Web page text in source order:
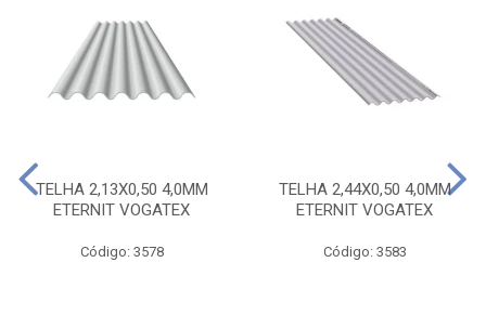
TELHA 2,13X0,50 4,0MM
ETERNIT VOGATEX
Código: 3578
TELHA 2,44X0,50 4,0MM
ETERNIT VOGATEX
Código: 3583